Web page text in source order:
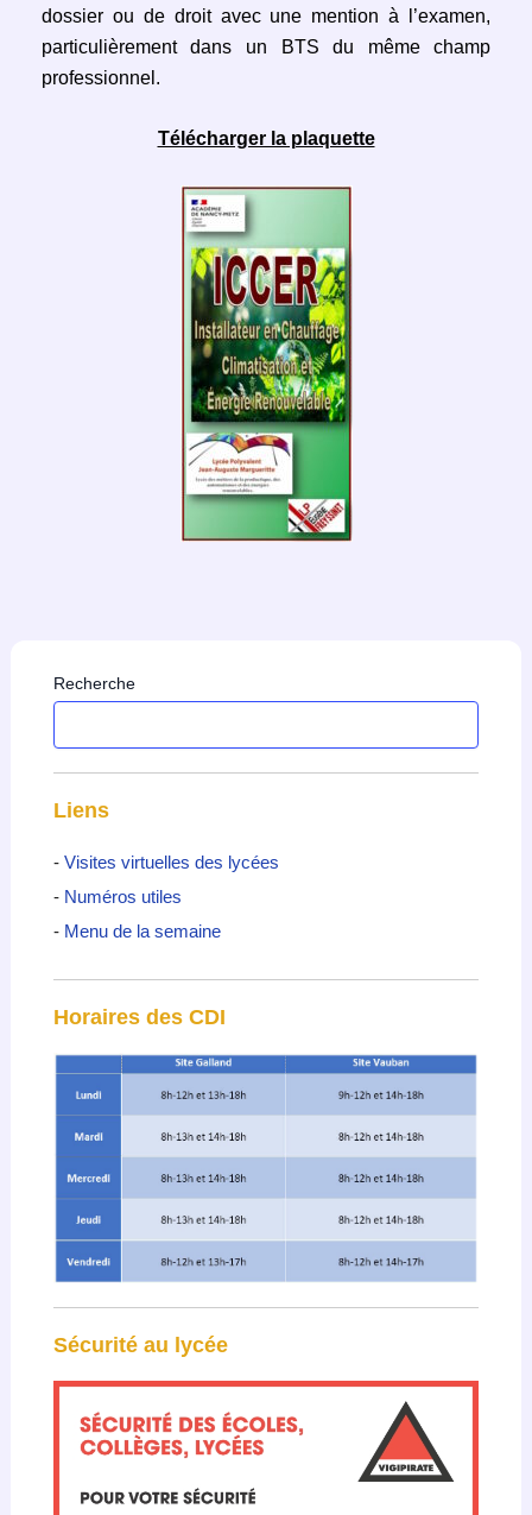
dossier ou de droit avec une mention à l’examen,
particulièrement dans un BTS du même champ
professionnel.
Télécharger la plaquette
Recherche
Liens
- Visites virtuelles des lycées
- Numéros utiles
- Menu de la semaine
Horaires des CDI
Sécurité au lycée